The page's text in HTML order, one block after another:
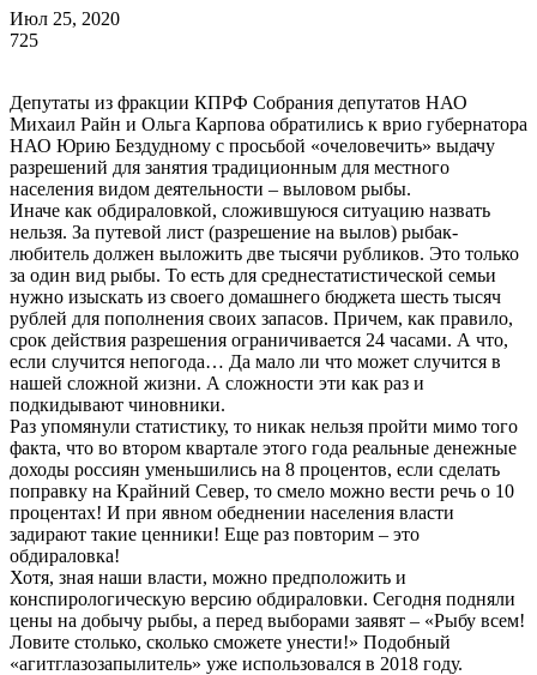
Июл 25, 2020
725
Депутаты из фракции КПРФ Собрания депутатов НАО
Михаил Райн и Ольга Карпова обратились к врио губернатора
НАО Юрию Бездудному с просьбой «очеловечить» выдачу
разрешений для занятия традиционным для местного
населения видом деятельности – выловом рыбы.
Иначе как обдираловкой, сложившуюся ситуацию назвать
нельзя. За путевой лист (разрешение на вылов) рыбак-
любитель должен выложить две тысячи рубликов. Это только
за один вид рыбы. То есть для среднестатистической семьи
нужно изыскать из своего домашнего бюджета шесть тысяч
рублей для пополнения своих запасов. Причем, как правило,
срок действия разрешения ограничивается 24 часами. А что,
если случится непогода… Да мало ли что может случится в
нашей сложной жизни. А сложности эти как раз и
подкидывают чиновники.
Раз упомянули статистику, то никак нельзя пройти мимо того
факта, что во втором квартале этого года реальные денежные
доходы россиян уменьшились на 8 процентов, если сделать
поправку на Крайний Север, то смело можно вести речь о 10
процентах! И при явном обеднении населения власти
задирают такие ценники! Еще раз повторим – это
обдираловка!
Хотя, зная наши власти, можно предположить и
конспирологическую версию обдираловки. Сегодня подняли
цены на добычу рыбы, а перед выборами заявят – «Рыбу всем!
Ловите столько, сколько сможете унести!» Подобный
«агитглазозапылитель» уже использовался в 2018 году.